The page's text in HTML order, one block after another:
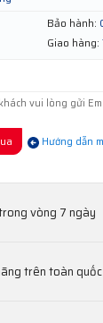
Bảo hành:
Giao hàng:
vui lòng gửi
Hướng dẫn
vòng 7 ngày
trên toàn quốc